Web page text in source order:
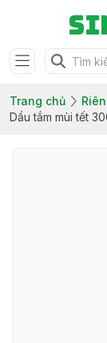
Trang chủ
Dầu tắm mùi tết